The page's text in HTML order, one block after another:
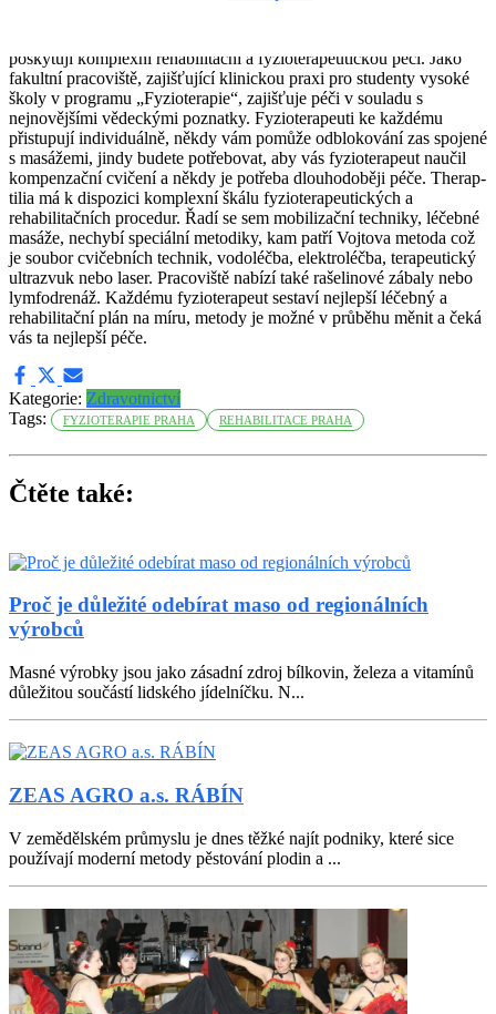
poskytují komplexní rehabilitační a fyzioterapeutickou péči. Jako
fakultní pracoviště, zajišťující klinickou praxi pro studenty vysoké
školy v programu „Fyzioterapie“, zajišťuje péči v souladu s
nejnovějšími vědeckými poznatky. Fyzioterapeuti ke každému
přistupují individuálně, někdy vám pomůže odblokování zas spojené
s masážemi, jindy budete potřebovat, aby vás fyzioterapeut naučil
kompenzační cvičení a někdy je potřeba dlouhodoběji péče. Therap-
tilia má k dispozici komplexní škálu fyzioterapeutických a
rehabilitačních procedur. Řadí se sem mobilizační techniky, léčebné
masáže, nechybí speciální metodiky, kam patří Vojtova metoda což
je soubor cvičebních technik, vodoléčba, elektroléčba, terapeutický
ultrazvuk nebo laser. Pracoviště nabízí také rašelinové zábaly nebo
lymfodrenáž. Každému fyzioterapeut sestaví nejlepší léčebný a
rehabilitační plán na míru, metody je možné v průběhu měnit a čeká
vás ta nejlepší péče.
Kategorie: Zdravotnictví
Tags:
FYZIOTERAPIE PRAHA REHABILITACE PRAHA
Čtěte také:
Proč je důležité odebírat maso od regionálních
výrobců
Masné výrobky jsou jako zásadní zdroj bílkovin, železa a vitamínů
důležitou součástí lidského jídelníčku. N...
ZEAS AGRO a.s. RÁBÍN
V zemědělském průmyslu je dnes těžké najít podniky, které sice
používají moderní metody pěstování plodin a ...